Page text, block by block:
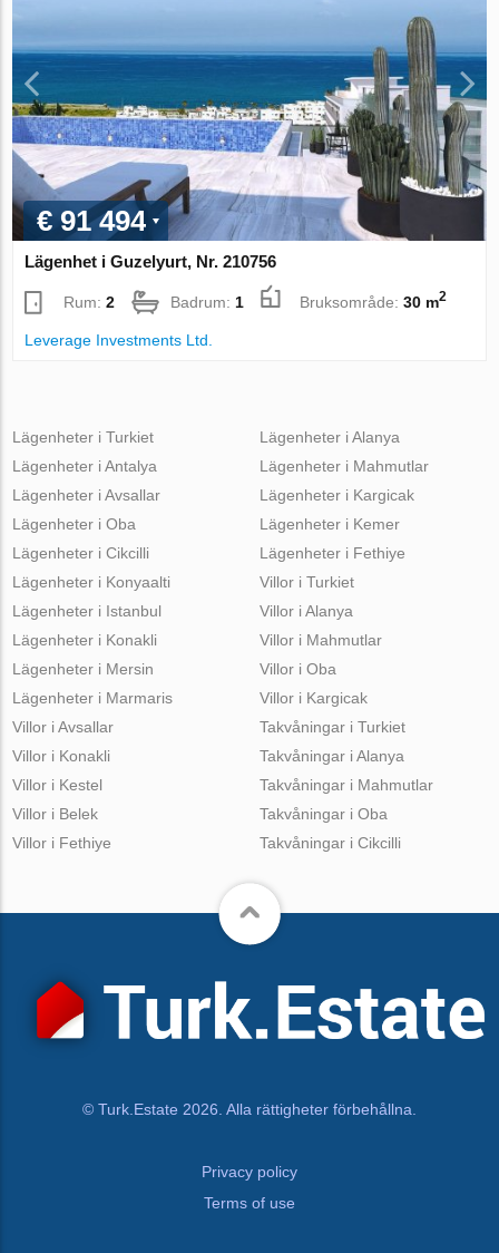
€ 91 494
Lägenhet i Guzelyurt, Nr. 210756
Rum:2 Badrum: 1 Bruksområde:30 m2
Leverage Investments Ltd.
Lägenheter i Turkiet
Lägenheter i Antalya
Lägenheter i Avsallar
Lägenheter i Oba
Lägenheter i Cikcilli
Lägenheter i Alanya
Lägenheter i Mahmutlar
Lägenheter i Kargicak
Lägenheter i Kemer
Lägenheter i Fethiye
Lägenheter i Konyaalti
Lägenheter i Istanbul
Lägenheter i Konakli
Lägenheter i Mersin
Lägenheter i Marmaris
Villor i Turkiet
Villor i Alanya
Villor i Mahmutlar
Villor i Oba
Villor i Kargicak
Villor i Avsallar
Villor i Konakli
Villor i Kestel
Villor i Belek
Villor i Fethiye
Takvåningar i Turkiet
Takvåningar i Alanya
Takvåningar i Mahmutlar
Takvåningar i Oba
Takvåningar i Cikcilli
© Turk.Estate 2026. Alla rättigheter förbehållna.
Privacy policy
Terms of use